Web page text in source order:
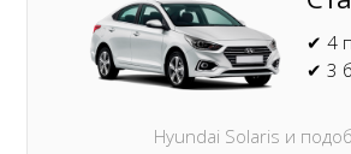
Hyundai Solaris и
✔ 4
✔ 3